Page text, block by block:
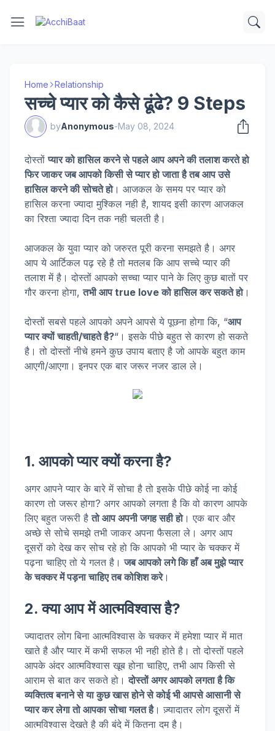
Home Relationship
सच्चे प्यार को कैसे ढूंढे? 9 Steps
byAnonymous-May 08, 2024
दोस्तोंप्यार को हासिल करने से पहले आप अपने की तलाश करते हो
फिर जाकर जब आपको किसी से प्यार हो जाता है तब आप उसे
हासिल करने की सोचते हो। आजकल के समय पर प्यार को
हासिल करना ज्यादा मुश्किल नही है, शायद इसी कारण आजकल
का रिश्ता ज्यादा दिन तक नही चलती है।
आजकल के युवा प्यार को जरुरत पूरी करना समझते है। अगर
आप ये आर्टिकल पढ़ रहे है तो मतलब कि आप सच्चे प्यार की
तलाश में है। दोस्तों आपको सच्चा प्यार पाने के लिए कुछ बातों पर
गौर करना होगा,तभी आप true love को हासिल कर सकते हो।
दोस्तों सबसे पहले आपको अपने आपसे ये पूछना होगा कि, “आप
प्यार क्यों चाहती/चाहते है?“। इसके पीछे बहुत से कारण हो सकते
है। तो दोस्तों नीचे हमने कुछ उपाय बताए है जो आपके बहुत काम
आएगी/आएगा। इनपर एक बार जरूर नजर डाल ले।
1. आपको प्यार क्यों करना है?
अगर आपने प्यार के बारे में सोचा है तो इसके पीछे कोई ना कोई
कारण तो जरूर होगा? अगर आपको लगता है कि वो कारण आपके
लिए बहुत जरूरी हैतो आप अपनी जगह सही हो। एक बार और
अच्छे से सोचे समझे तभी जाकर अपना फैसला ले। अगर आप
दूसरों को देख कर सोच रहे हो कि आपको भी प्यार के चक्कर में
पढ़ना चाहिए तो ये गलत है।जब आपको लगे कि हाँ अब मुझे प्यार
के चक्कर में पड़ना चाहिए तब कोशिश करे।
2. क्या आप में आत्मविश्वास है?
ज्यादातर लोग बिना आत्मविश्वास के चक्कर में हमेशा प्यार में मात
खाते है और प्यार में कभी सफल भी नही होते है। तो दोस्तों पहले
आपके अंदर आत्मविश्वास खूब होना चाहिए, तभी आप किसी से
आराम से बात कर सकते हो।दोस्तों अगर आपको लगता है कि
व्यक्तित्व बनाने से या कुछ खास होने से कोई भी आपसे आसानी से
प्यार कर लेगा तो आपका सोचा गलत है। ज़्यादातर लोग दूसरों में
आत्मविश्वास देखते है की बंदे में कितना दम है।